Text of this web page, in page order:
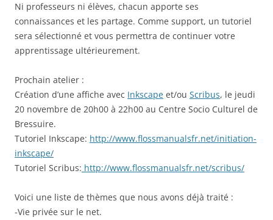
Ni professeurs ni élèves, chacun apporte ses
connaissances et les partage. Comme support, un tutoriel
sera sélectionné et vous permettra de continuer votre
apprentissage ultérieurement.
Prochain atelier :
Création d’une affiche avec Inkscape et/ou Scribus, le jeudi
20 novembre de 20h00 à 22h00 au Centre Socio Culturel de
Bressuire.
Tutoriel Inkscape: http://www.flossmanualsfr.net/initiation-
inkscape/
Tutoriel Scribus: http://www.flossmanualsfr.net/scribus/
Voici une liste de thèmes que nous avons déjà traité :
-Vie privée sur le net.